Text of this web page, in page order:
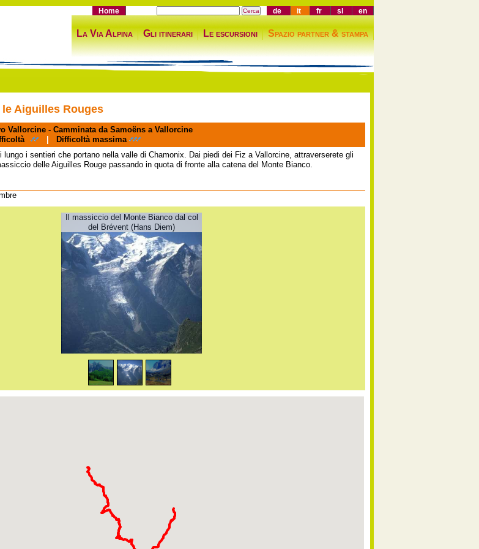
Home de it fr sl en
La Via Alpina Gli itinerari Le escursioni Spazio partner & stampa
Aiguilles Rouges
Vallorcine - Camminata da Samoëns a Vallorcine
Difficoltà massima
lungo i sentieri che portano nella valle di Chamonix. Dai piedi dei Fiz a Vallorcine, attraverserete gli
delle Aiguilles Rouge passando in quota di fronte alla catena del Monte Bianco.
Il massiccio del Monte Bianco dal col
del Brévent (Hans Diem)